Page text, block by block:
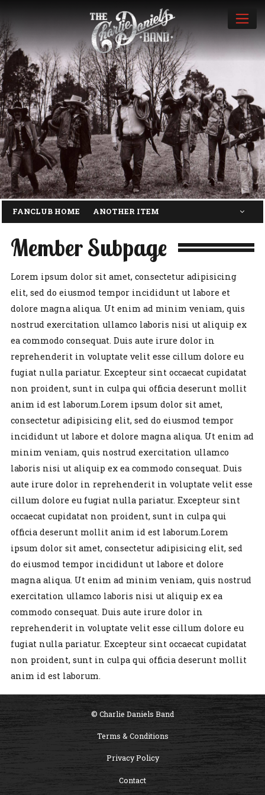
FANCLUB HOME ANOTHER ITEM
Member Subpage
Lorem ipsum dolor sit amet, consectetur adipisicing
elit, sed do eiusmod tempor incididunt ut labore et
dolore magna aliqua. Ut enim ad minim veniam, quis
nostrud exercitation ullamco laboris nisi ut aliquip ex
ea commodo consequat. Duis aute irure dolor in
reprehenderit in voluptate velit esse cillum dolore eu
fugiat nulla pariatur. Excepteur sint occaecat cupidatat
non proident, sunt in culpa qui officia deserunt mollit
anim id est laborum.Lorem ipsum dolor sit amet,
consectetur adipisicing elit, sed do eiusmod tempor
incididunt ut labore et dolore magna aliqua. Ut enim ad
minim veniam, quis nostrud exercitation ullamco
laboris nisi ut aliquip ex ea commodo consequat. Duis
aute irure dolor in reprehenderit in voluptate velit esse
cillum dolore eu fugiat nulla pariatur. Excepteur sint
occaecat cupidatat non proident, sunt in culpa qui
officia deserunt mollit anim id est laborum.Lorem
ipsum dolor sit amet, consectetur adipisicing elit, sed
do eiusmod tempor incididunt ut labore et dolore
magna aliqua. Ut enim ad minim veniam, quis nostrud
exercitation ullamco laboris nisi ut aliquip ex ea
commodo consequat. Duis aute irure dolor in
reprehenderit in voluptate velit esse cillum dolore eu
fugiat nulla pariatur. Excepteur sint occaecat cupidatat
non proident, sunt in culpa qui officia deserunt mollit
anim id est laborum.
© Charlie Daniels Band
Terms & Conditions
Privacy Policy
Contact